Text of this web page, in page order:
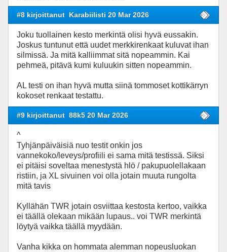
#8 kirjoittanut Karabiilisti 20 Mar 2026
Joku tuollainen kesto merkintä olisi hyvä eussakin.
Joskus tuntunut että uudet merkkirenkaat kuluvat ihan
silmissä. Ja mitä kalliimmat sitä nopeammin. Kai
pehmeä, pitävä kumi kuluukin sitten nopeammin.
AL testi on ihan hyvä mutta siinä tommoset kottikärryn
kokoset renkaat testattu.
#9 kirjoittanut 88k5 20 Mar 2026
^
Tyhjänpäiväisiä nuo testit onkin jos
vannekoko/leveys/profiili ei sama mitä testissä. Siksi
ei pitäisi soveltaa menestystä hlö / pakupuolellakaan
ristiin, ja XL sivuinen voi olla jotain muuta rungolta
mitä tavis
Kyllähän TWR jotain osviittaa kestosta kertoo, vaikka
ei täällä olekaan mikään lupaus.. voi TWR merkintä
löytyä vaikka täällä myydään.
Vanha kikka on hommata alemman nopeusluokan